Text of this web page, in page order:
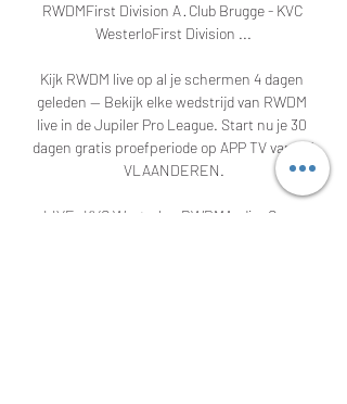
RWDMFirst Division A · Club Brugge - KVC
WesterloFirst Division ...
Kijk RWDM live op al je schermen 4 dagen
geleden — Bekijk elke wedstrijd van RWDM
live in de Jupiler Pro League. Start nu je 30
dagen gratis proefperiode op APP TV van TV
VLAANDEREN.
LIVE: KVC Westerlo - RWDMAudio: Geen